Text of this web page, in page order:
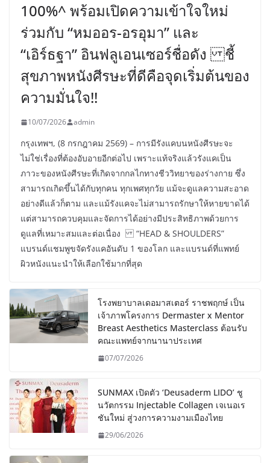
100%^ พร้อมเปิดความเข้าใจใหม่
ร่วมกับ “หมออร-อรอุมา” และ
“เอิร์ธฐา” อินฟลูเอนเซอร์ชื่อดัง ชี้
สุขภาพหนังศีรษะที่ดีคือจุดเริ่มต้นของ
ความมั่นใจ!!
10/07/2026 admin
กรุงเทพฯ, (8 กรกฎาคม 2569) – การมีรังแคบนหนังศีรษะจะ
ไม่ใช่เรื่องที่ต้องอับอายอีกต่อไป เพราะแท้จริงแล้วรังแคเป็น
ภาวะของหนังศีรษะที่เกิดจากกลไกทางชีววิทยาของร่างกาย ซึ่ง
สามารถเกิดขึ้นได้กับทุกคน ทุกเพศทุกวัย แม้จะดูแลความสะอาด
อย่างดีแล้วก็ตาม และแม้รังแคจะไม่สามารถรักษาให้หายขาดได้
แต่สามารถควบคุมและจัดการได้อย่างมีประสิทธิภาพด้วยการ
ดูแลที่เหมาะสมและต่อเนื่อง “HEAD & SHOULDERS”
แบรนด์แชมพูขจัดรังแคอันดับ 1 ของโลก และแบรนด์ที่แพทย์
ผิวหนังแนะนำให้เลือกใช้มากที่สุด
โรงพยาบาลเดอมาสเตอร์ ราชพฤกษ์ เป็น
เจ้าภาพโครงการ Dermaster x Mentor
Breast Aesthetics Masterclass ต้อนรับ
คณะแพทย์จากนานาประเทศ
07/07/2026
SUNMAX เปิดตัว ‘Deusaderm LIDO’ ชู
นวัตกรรม Injectable Collagen เจเนอเร
ชันใหม่ สู่วงการความงามเมืองไทย
29/06/2026